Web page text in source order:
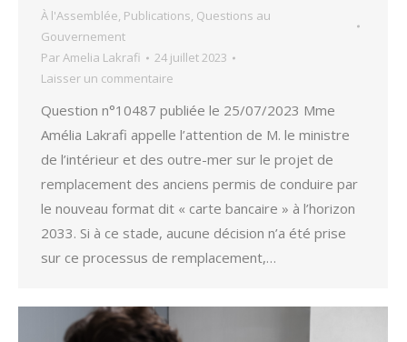
À l'Assemblée, Publications, Questions au
Gouvernement
ParAmelia Lakrafi
24 juillet 2023
Laisser un commentaire
Question n°10487 publiée le 25/07/2023 Mme
Amélia Lakrafi appelle l’attention de M. le ministre
de l’intérieur et des outre-mer sur le projet de
remplacement des anciens permis de conduire par
le nouveau format dit « carte bancaire » à l’horizon
2033. Si à ce stade, aucune décision n’a été prise
sur ce processus de remplacement,…